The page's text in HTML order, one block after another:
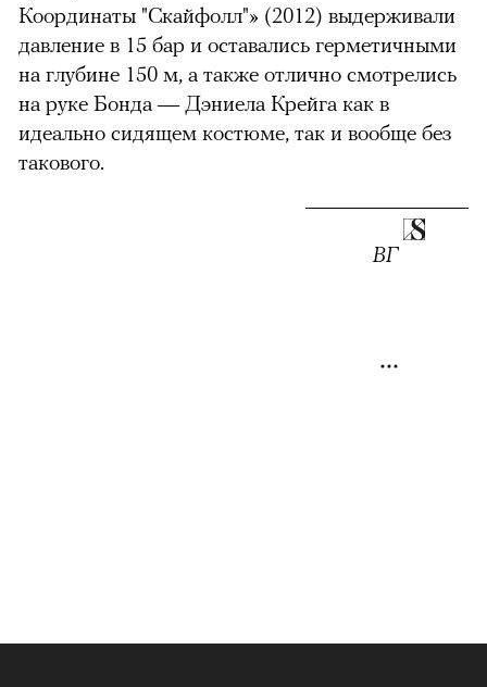
Координаты "Скайфолл"» (2012) выдерживали
давление в 15 бар и оставались герметичными
на глубине 150 м, а также отлично смотрелись
на руке Бонда — Дэниела Крейга как в
идеально сидящем костюме, так и вообще без
такового.
можно через
ВГ